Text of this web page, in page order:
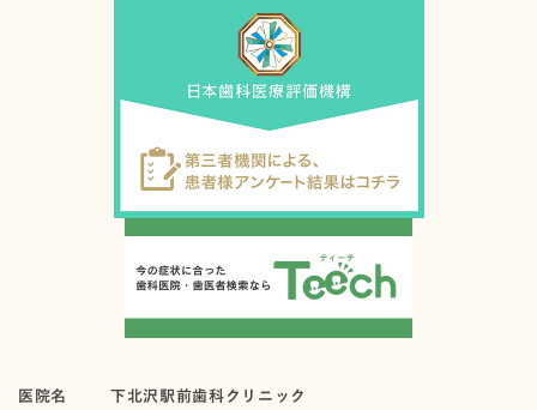
医院名
下北沢駅前歯科クリニック